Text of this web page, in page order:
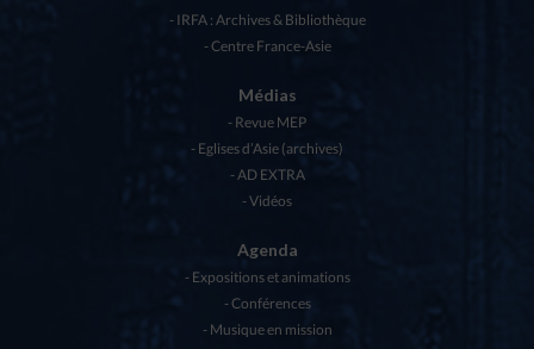
IRFA : Archives & Bibliothèque
Centre France-Asie
Médias
Revue MEP
Eglises d’Asie (archives)
AD EXTRA
Vidéos
Agenda
Expositions et animations
Conférences
Musique en mission